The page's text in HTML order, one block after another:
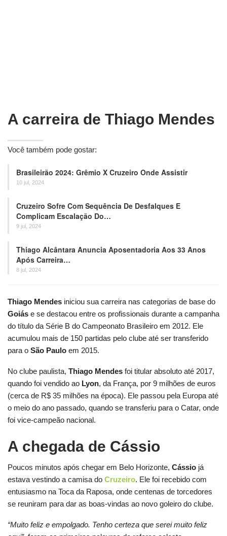
A carreira de Thiago Mendes
Você também pode gostar:
Brasileirão 2024: Grêmio X Cruzeiro Onde Assistir
10 jul, 2024
Cruzeiro Sofre Com Sequência De Desfalques E
Complicam Escalação Do…
9 jul, 2024
Thiago Alcântara Anuncia Aposentadoria Aos 33 Anos
Após Carreira…
8 jul, 2024
Thiago Mendes iniciou sua carreira nas categorias de base do
Goiás e se destacou entre os profissionais durante a campanha
do título da Série B do Campeonato Brasileiro em 2012. Ele
acumulou mais de 150 partidas pelo clube até ser transferido
para o São Paulo em 2015.
No clube paulista, Thiago Mendes foi titular absoluto até 2017,
quando foi vendido ao Lyon, da França, por 9 milhões de euros
(cerca de R$ 35 milhões na época). Ele passou pela Europa até
o meio do ano passado, quando se transferiu para o Catar, onde
foi vice-campeão nacional.
A chegada de Cássio
Poucos minutos após chegar em Belo Horizonte, Cássio já
estava vestindo a camisa do Cruzeiro. Ele foi recebido com
entusiasmo na Toca da Raposa, onde centenas de torcedores
se reuniram para dar as boas-vindas ao novo goleiro do clube.
“Muito feliz e empolgado. Tenho certeza que serei muito feliz